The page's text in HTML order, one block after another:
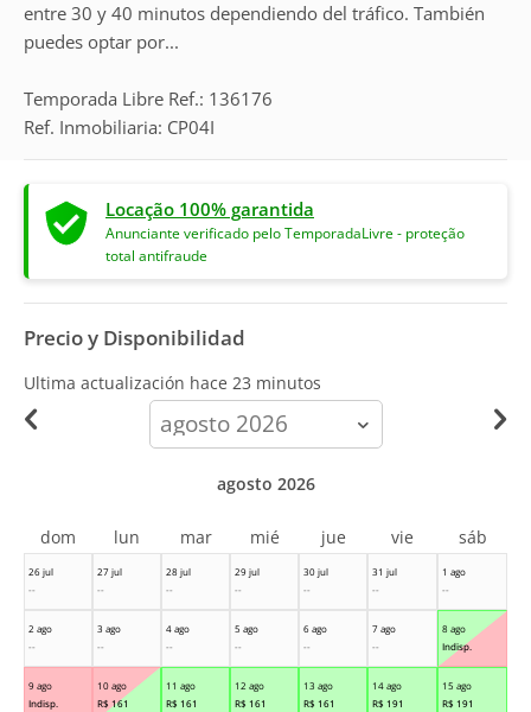
entre 30 y 40 minutos dependiendo del tráfico. También
puedes optar por...
Temporada Libre Ref.: 136176
Ref. Inmobiliaria: CP04I
Locação 100% garantida
Anunciante verificado pelo TemporadaLivre - proteção
total antifraude
Precio y Disponibilidad
Ultima actualización hace 23 minutos
calendar-
month
26 jul
--
27 jul
--
28 jul
--
29 jul
--
30 jul
--
31 jul
--
1 ago
--
2 ago
--
3 ago
--
4 ago
--
5 ago
--
6 ago
--
7 ago
--
8 ago
Indisp.
9 ago
Indisp.
10 ago
R$ 161
11 ago
R$ 161
12 ago
R$ 161
13 ago
R$ 161
14 ago
R$ 191
15 ago
R$ 191
agosto 2026
dom lun mar mié jue vie sáb